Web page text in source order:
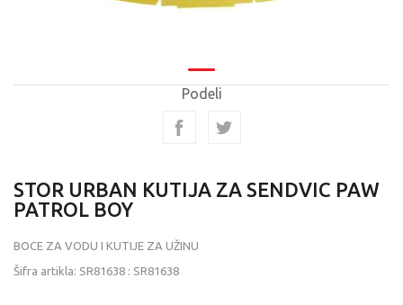
Podeli
STOR URBAN KUTIJA ZA SENDVIC PAW
PATROL BOY
BOCE ZA VODU I KUTIJE ZA UŽINU
Šifra artikla: SR81638 : SR81638